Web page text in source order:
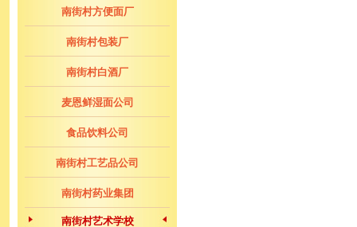
南街村方便面厂
南街村包装厂
南街村白酒厂
麦恩鲜湿面公司
食品饮料公司
南街村工艺品公司
南街村药业集团
南街村艺术学校